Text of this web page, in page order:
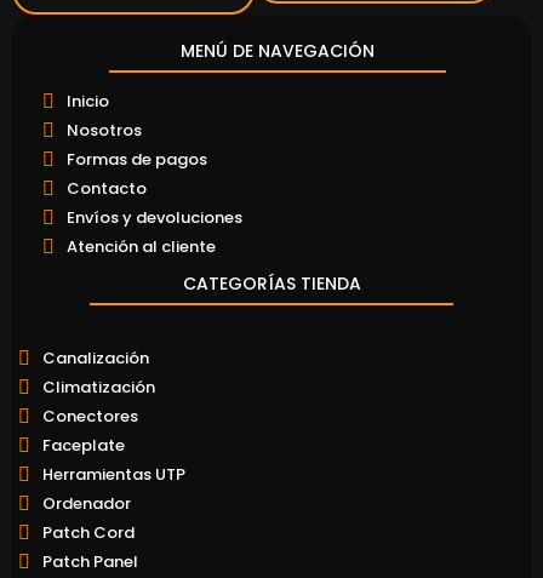
MENÚ DE NAVEGACIÓN
Inicio
Nosotros
Formas de pagos
Contacto
Envíos y devoluciones
Atención al cliente
CATEGORÍAS TIENDA
Canalización
Climatización
Conectores
Faceplate
Herramientas UTP
Ordenador
Patch Cord
Patch Panel